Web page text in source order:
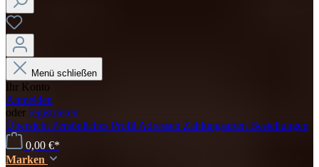
Menü schließen
Ihr Konto
Anmelden
oder registrieren
Übersicht Persönliches Profil Adressen Zahlungsarten Bestellungen
0,00 €*
Marken